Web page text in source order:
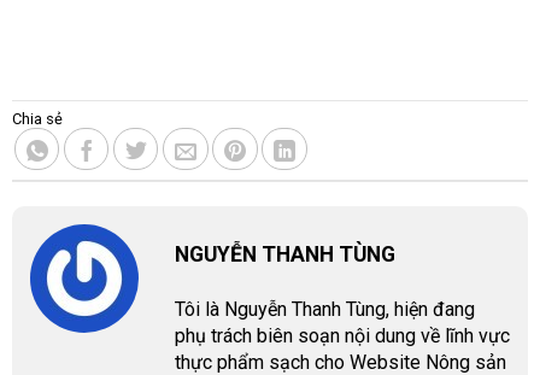
Chia sẻ
NGUYỄN THANH TÙNG
Tôi là Nguyễn Thanh Tùng, hiện đang
phụ trách biên soạn nội dung về lĩnh vực
thực phẩm sạch cho Website Nông sản